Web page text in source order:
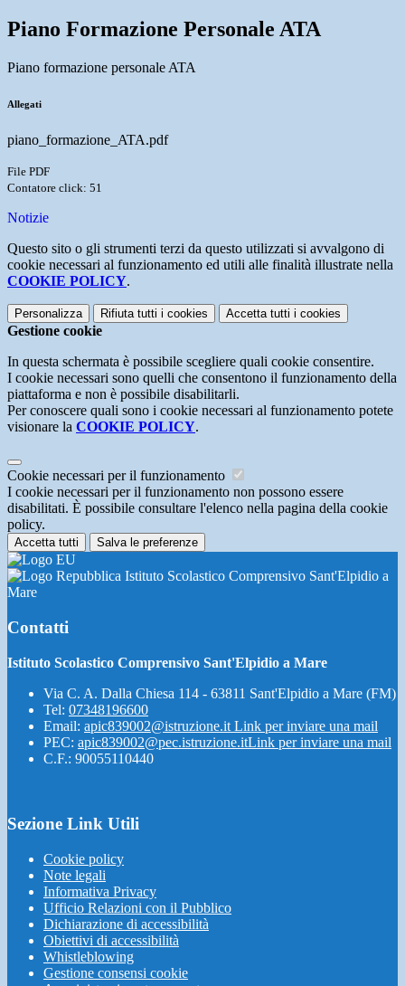
Piano Formazione Personale ATA
Piano formazione personale ATA
Allegati
piano_formazione_ATA.pdf
File PDF
Contatore click: 51
Notizie
Questo sito o gli strumenti terzi da questo utilizzati si avvalgono di
cookie necessari al funzionamento ed utili alle finalità illustrate nella
COOKIE POLICY.
Personalizza Rifiuta tutti i cookies Accetta tutti i cookies
Gestione cookie
In questa schermata è possibile scegliere quali cookie consentire.
I cookie necessari sono quelli che consentono il funzionamento della
piattaforma e non è possibile disabilitarli.
Per conoscere quali sono i cookie necessari al funzionamento potete
visionare la COOKIE POLICY.
Cookie necessari per il funzionamento
I cookie necessari per il funzionamento non possono essere
disabilitati. È possibile consultare l'elenco nella pagina della cookie
policy.
Accetta tutti Salva le preferenze
Istituto Scolastico Comprensivo Sant'Elpidio a
Mare
Contatti
Istituto Scolastico Comprensivo Sant'Elpidio a Mare
Via C. A. Dalla Chiesa 114 - 63811 Sant'Elpidio a Mare (FM)
Tel: 07348196600
Email: apic839002@istruzione.it Link per inviare una mail
PEC: apic839002@pec.istruzione.itLink per inviare una mail
C.F.: 90055110440
Sezione Link Utili
Cookie policy
Note legali
Informativa Privacy
Ufficio Relazioni con il Pubblico
Dichiarazione di accessibilità
Obiettivi di accessibilità
Whistleblowing
Gestione consensi cookie